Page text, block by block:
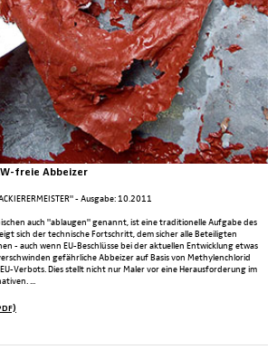
freie Abbeizer
- Ausgabe: 10.2011
auch "ablaugen" genannt, ist eine traditionelle Aufgabe des
sich der technische Fortschritt, dem sicher alle Beteiligten
- auch wenn EU-Beschlüsse bei der aktuellen Entwicklung etwas
gefährliche Abbeizer auf Basis von Methylenchlorid
Verbots. Dies stellt nicht nur Maler vor eine Herausforderung im
...